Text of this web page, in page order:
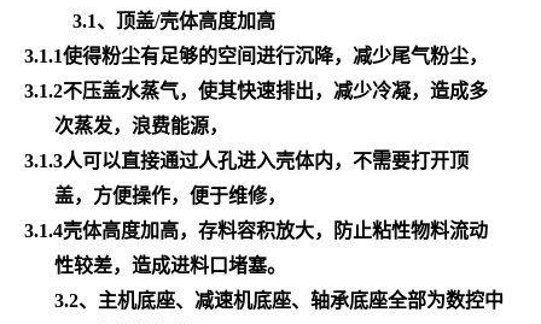
3.1、顶盖/壳体高度加高
3.1.1使得粉尘有足够的空间进行沉降，减少尾气粉尘，
3.1.2不压盖水蒸气，使其快速排出，减少冷凝，造成多
次蒸发，浪费能源，
3.1.3人可以直接通过人孔进入壳体内，不需要打开顶
盖，方便操作，便于维修，
3.1.4壳体高度加高，存料容积放大，防止粘性物料流动
性较差，造成进料口堵塞。
3.2、主机底座、减速机底座、轴承底座全部为数控中